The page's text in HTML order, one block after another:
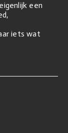
een
iets wat